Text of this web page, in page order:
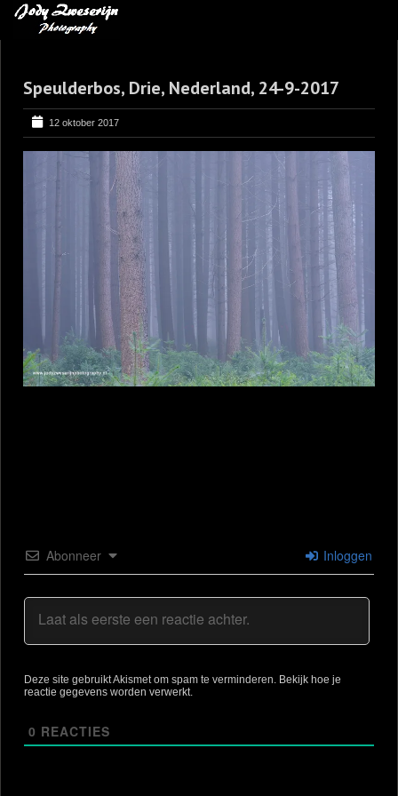
BLOG
LEREN VAN KUNST
BENCE MATE FOTOHUTTEN
OVER MIJ
Speulderbos, Drie, Nederland, 24-9-2017
12 oktober 2017
Abonneer Inloggen
Deze site gebruikt Akismet om spam te verminderen. Bekijk hoe je
reactie gegevens worden verwerkt
0 REACTIES